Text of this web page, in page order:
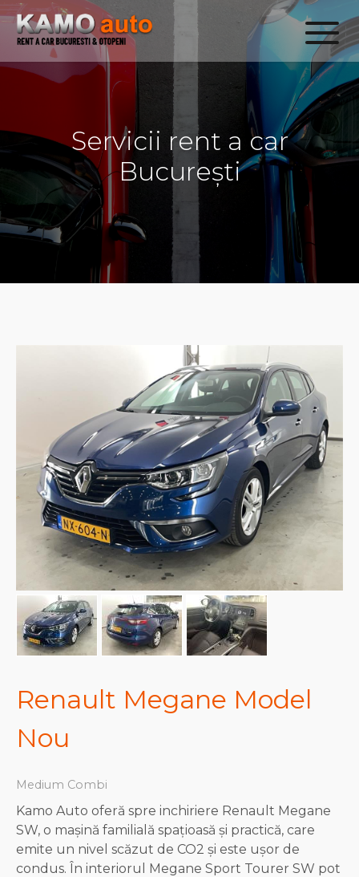
Servicii rent a car
București
Renault Megane Model
Nou
Medium Combi
Kamo Auto oferă spre inchiriere Renault Megane
SW, o mașină familială spațioasă și practică, care
emite un nivel scăzut de CO2 și este ușor de
condus. În interiorul Megane Sport Tourer SW pot